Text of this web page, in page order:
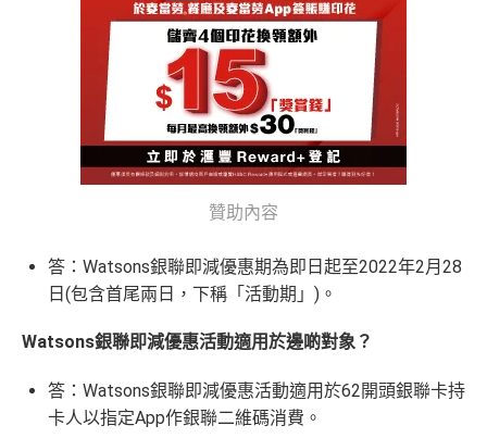
查看更多信用卡詳情及分析...
查看更多信用卡詳情及分析...
滙豐銀聯雙幣卡申請網址：MrMiles.hk/hsbc-unionpay-cla
里先生加碼：申請完填FormMrMiles.hk/hsbc-unionpa
y-classic-form
賺1個里程段+里賞金❗️（由里先生派出
🎯38新會員額外里賞金#）
#每1里賞金 ≈ HK$1，可兌換FPS轉數快回贈！詳情
滙豐銀聯雙幣卡迎新優
全新信用
滙豐銀聯雙幣卡簽賬迎
新優惠*
$600「獎
賞錢」
$200「獎
賞錢」
「現金套現」 分
期計劃優惠 （≥H
K$20,000，12個
月或以上還款
$200 「獎賞
錢」
不適用
$1,000「獎賞
錢」 (相等於1
$200「獎賞
*持卡人需於發卡後60日內完成累積簽賬滿
不可獲享迎新：於合資格信用卡批核日起計之過去1
2個月內曾取消任何滙豐個人信用卡基本卡。 迎新條款：
滙豐迎新條款
HSBC銀聯雙幣卡迎新
MrMiles.hk/citi-rewards-mc-form
ards MasterCard)
MrMiles.hk/citi-rewards-cup-form
ards 銀聯卡)
2026年10月31日或之前成功批卡，及首2個月內累積認
可簽賬滿HK$5,000或以上（每月須包含最少1次認可
簽賬）賺HK$1,600 現金回贈
首3個月內累積認可簽賬滿HK$1,000或
*38新會員+成功批卡派出50額外里賞金。每1里賞金 ≈ HK
Citi Rewards迎新條件及冷河期
獎賞於完成簽賬條件後5個曆月內自動存入至認可信用
卡戶口
贊助內容
答：Watsons銀聯即減優惠期為即日起至2022年2月28
日(包含首尾兩日，下稱「活動期」)。
Watsons銀聯即減優惠活動適用於邊啲對象？
答：Watsons銀聯即減優惠活動適用於62開頭銀聯卡持
卡人以指定App作銀聯二維碼消費。